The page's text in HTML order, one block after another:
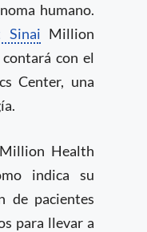
humano.
Sinai Million
con el
Center, una
Million Health
indica su
de pacientes
para llevar a